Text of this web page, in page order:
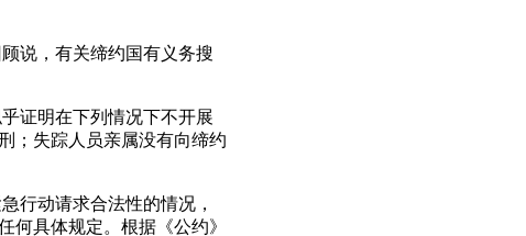
说，有关缔约国有义务搜
证明在下列情况下不开展
；失踪人员亲属没有向缔约
行动请求合法性的情况，
何具体规定。根据《公约》